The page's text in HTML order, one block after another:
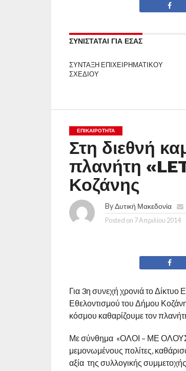
ΣΥΝΙΣΤΑΤΑΙ ΓΙΑ ΕΣΑΣ
ΣΥΝΤΑΞΗ ΕΠΙΧΕΙΡΗΜΑΤΙΚΟΥ
ΣΧΕΔΙΟΥ
ΕΠΙΚΑΙΡΟΤΗΤΑ
Στη διεθνή
πλανήτη
Κοζάνης
ByΔυτική Μακεδονία
Posted on 7 Απριλίου 2014
Για 3η συνεχή χρονιά το
Εθελοντισμού του Δήμου
κόσμου καθαρίζουμε τον
Με σύνθημα «ΟΛΟΙ – ΜΕ ΟΛΟΥΣ
μεμονωμένους πολίτες,
αξία της συλλογικής